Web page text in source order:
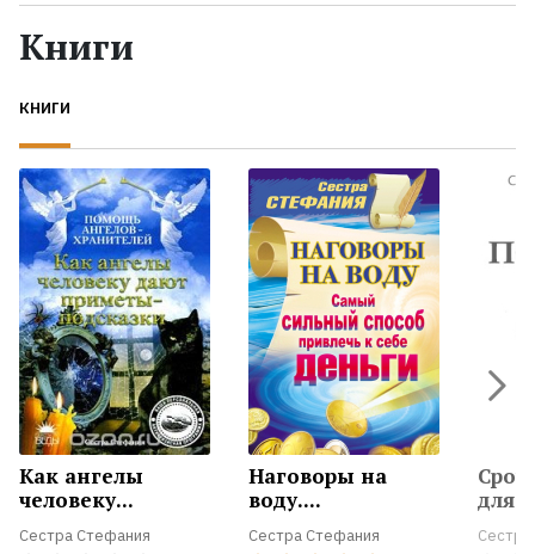
Жанры
Экранизации
Коллекции
Книги
КНИГИ
Как ангелы
человеку...
Сестра Стефания
Наговоры на
воду....
Сестра Стефания
для...